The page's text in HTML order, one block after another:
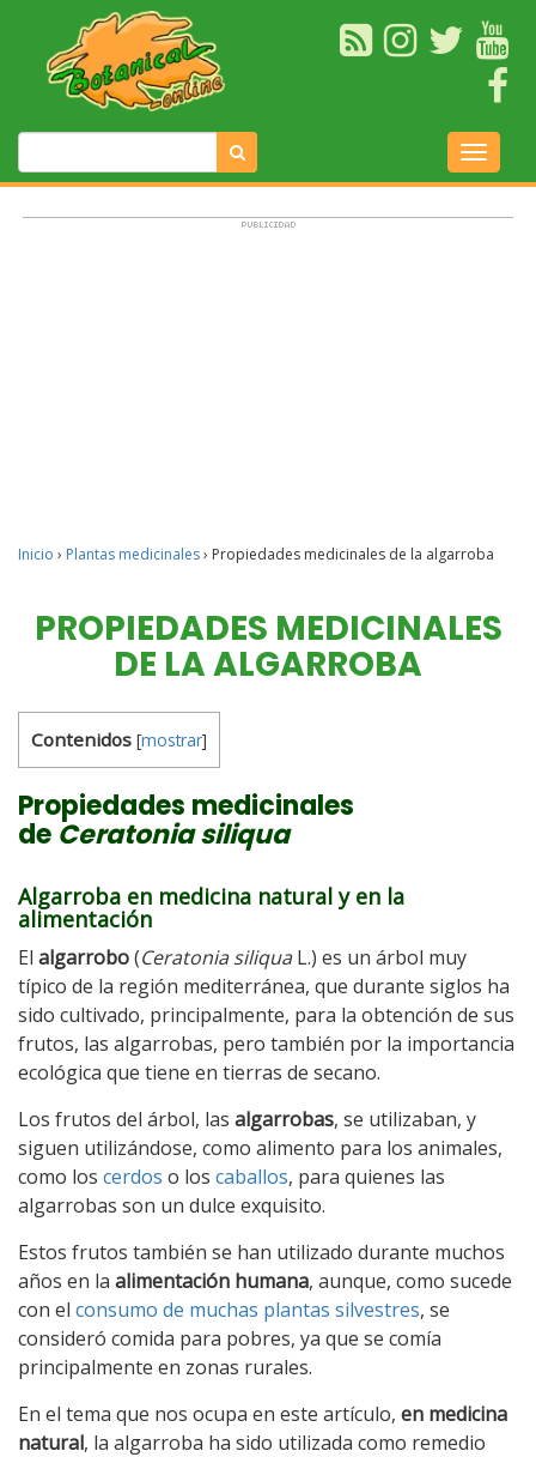
Inicio › Plantas medicinales› Propiedades medicinales de la algarroba
PROPIEDADES MEDICINALES
DE LA ALGARROBA
Contenidos [mostrar]
Propiedades medicinales
de Ceratonia siliqua
Algarroba en medicina natural y en la
alimentación
El algarrobo(Ceratonia siliquaL.) es un árbol muy
típico de la región mediterránea, que durante siglos ha
sido cultivado, principalmente, para la obtención de sus
frutos, las algarrobas, pero también por la importancia
ecológica que tiene en tierras de secano.
Los frutos del árbol, las algarrobas, se utilizaban, y
siguen utilizándose, como alimento para los animales,
como los cerdos o los caballos, para quienes las
algarrobas son un dulce exquisito.
Estos frutos también se han utilizado durante muchos
años en la alimentación humana, aunque, como sucede
con el consumo de muchas plantas silvestres, se
consideró comida para pobres, ya que se comía
principalmente en zonas rurales.
En el tema que nos ocupa en este artículo, en medicina
natural, la algarroba ha sido utilizada como remedio